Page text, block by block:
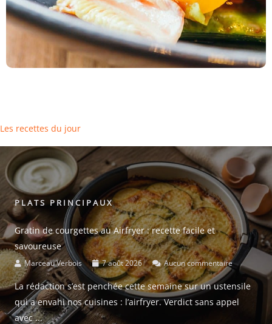
Les recettes du jour
PLATS PRINCIPAUX
Gratin de courgettes au Airfryer : recette facile et
savoureuse
Marceau Verbois 7 août 2026 Aucun commentaire
La rédaction s’est penchée cette semaine sur un ustensile
qui a envahi nos cuisines : l’airfryer. Verdict sans appel
avec ...